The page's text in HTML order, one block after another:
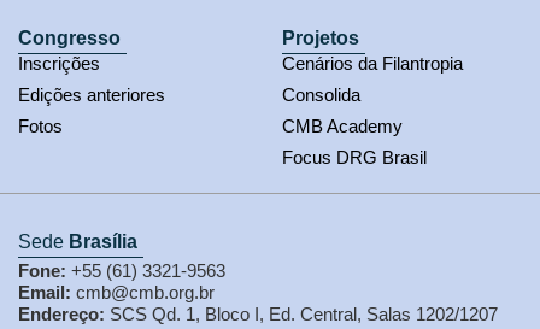
Congresso
Inscrições
Edições anteriores
Fotos
Projetos
Cenários da Filantropia
Consolida
CMB Academy
Focus DRG Brasil
Sede Brasília
Fone: +55 (61) 3321-9563
Email: cmb@cmb.org.br
Endereço: SCS Qd. 1, Bloco I, Ed. Central, Salas 1202/1207